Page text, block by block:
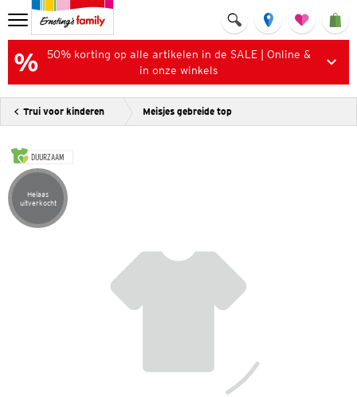
50% korting op alle artikelen in de SALE | Online &
in onze winkels
Trui voor kinderen Meisjes gebreide top
DUURZAAM
Artikel helaas uitverkocht
Helaas
uitverkocht